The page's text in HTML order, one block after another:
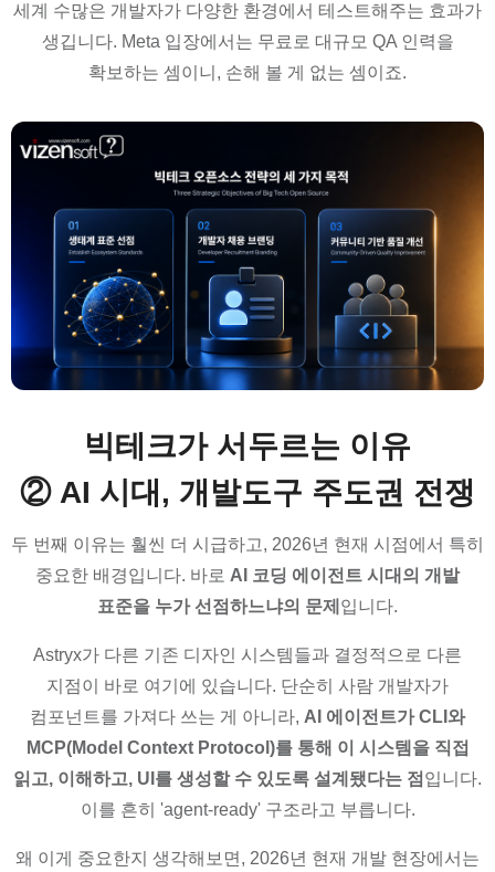
세계 수많은 개발자가 다양한 환경에서 테스트해주는 효과가
생깁니다. Meta 입장에서는 무료로 대규모 QA 인력을
확보하는 셈이니, 손해 볼 게 없는 셈이죠.
빅테크가 서두르는 이유
② AI 시대, 개발도구 주도권 전쟁
두 번째 이유는 훨씬 더 시급하고, 2026년 현재 시점에서 특히
중요한 배경입니다. 바로 AI 코딩 에이전트 시대의 개발
표준을 누가 선점하느냐의 문제 입니다.
Astryx가 다른 기존 디자인 시스템들과 결정적으로 다른
지점이 바로 여기에 있습니다. 단순히 사람 개발자가
컴포넌트를 가져다 쓰는 게 아니라, AI 에이전트가 CLI와
MCP(Model Context Protocol)를 통해 이 시스템을 직접
읽고, 이해하고, UI를 생성할 수 있도록 설계됐다는 점 입니다.
이를 흔히 'agent-ready' 구조라고 부릅니다.
왜 이게 중요한지 생각해보면, 2026년 현재 개발 현장에서는